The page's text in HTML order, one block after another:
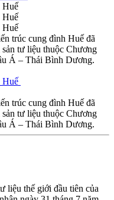
Huế
Huế
Huế
trúc cung đình Huế đã
tư liệu thuộc Chương
Á – Thái Bình Dương.
Huế
trúc cung đình Huế đã
tư liệu thuộc Chương
Á – Thái Bình Dương.
liệu thế giới đầu tiên của